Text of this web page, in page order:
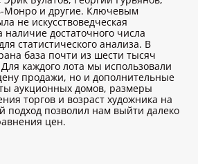
и другие. Ключевым
не искусствоведческая
наличие достаточного числа
статистического анализа. В
база почти из шести тысяч
каждого лота мы использовали
продажи, но и дополнительные
аукционных домов, размеры
торгов и возраст художника на
подход позволил нам выйти далеко
цен.